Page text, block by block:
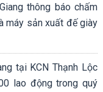
thông báo chấm
máy sản xuất đế giày
tại KCN Thạnh Lộc
lao động trong quý